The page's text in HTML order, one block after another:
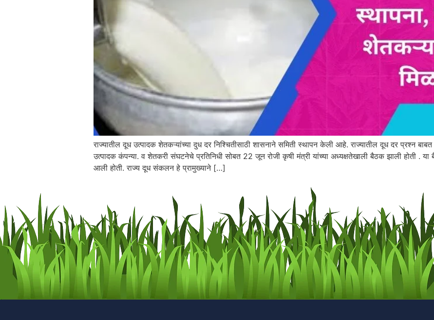
राज्यातील दूध उत्पादक शेतकऱ्यांच्या दुध दर निश्चितीसाठी शासनाने समिती स्थापन केली आहे. राज्यातील दूध दर प्रश्न
उत्पादक कंपन्या. व शेतकरी संघटनेचे प्रतिनिधी सोबत 22 जून रोजी कृषी मंत्री यांच्या अध्यक्षतेखाली बैठक झाली होती . या
आली होती. राज्य दूध संकलन हे प्रामुख्याने […]